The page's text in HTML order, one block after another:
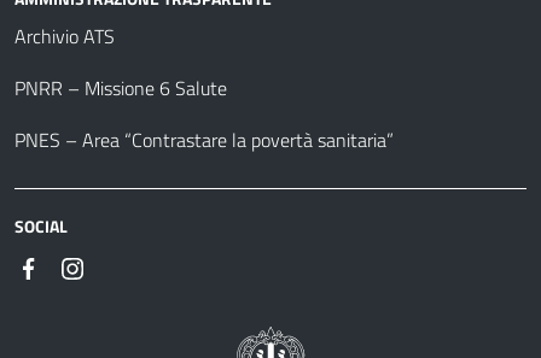
Archivio ATS
PNRR – Missione 6 Salute
PNES – Area “Contrastare la povertà sanitaria”
SOCIAL